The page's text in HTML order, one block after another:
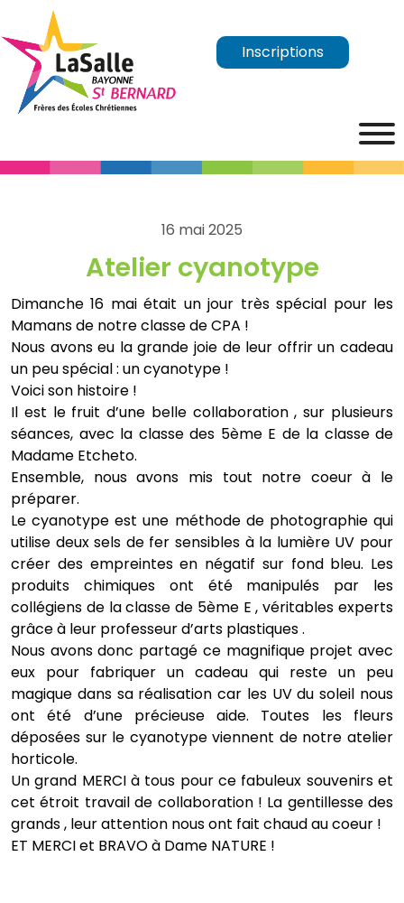
Inscriptions
16 mai 2025
Atelier cyanotype
Dimanche 16 mai était un jour très spécial pour les
Mamans de notre classe de CPA !
Nous avons eu la grande joie de leur offrir un cadeau
un peu spécial : un cyanotype !
Voici son histoire !
Il est le fruit d’une belle collaboration , sur plusieurs
séances, avec la classe des 5ème E de la classe de
Madame Etcheto.
Ensemble, nous avons mis tout notre coeur à le
préparer.
Le cyanotype est une méthode de photographie qui
utilise deux sels de fer sensibles à la lumière UV pour
créer des empreintes en négatif sur fond bleu. Les
produits chimiques ont été manipulés par les
collégiens de la classe de 5ème E , véritables experts
grâce à leur professeur d’arts plastiques .
Nous avons donc partagé ce magnifique projet avec
eux pour fabriquer un cadeau qui reste un peu
magique dans sa réalisation car les UV du soleil nous
ont été d’une précieuse aide. Toutes les fleurs
déposées sur le cyanotype viennent de notre atelier
horticole.
Un grand MERCI à tous pour ce fabuleux souvenirs et
cet étroit travail de collaboration ! La gentillesse des
grands , leur attention nous ont fait chaud au coeur !
ET MERCI et BRAVO à Dame NATURE !